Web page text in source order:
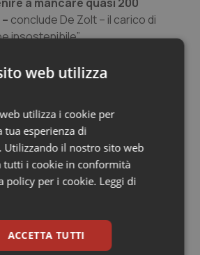
impianti
& Testa Collo
conclude De Zolt – il carico di
insostenibile”.
web utilizza
utilizza i cookie per
tua esperienza di
Utilizzando il nostro sito web
tutti i cookie in conformità
policy per i cookie. Leggi di
ACCETTA TUTTI